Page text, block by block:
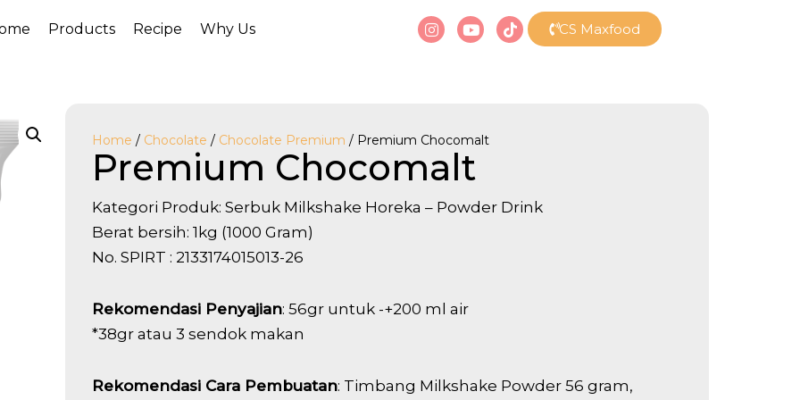
Products Recipe Why Us CS Maxfood
Home / Chocolate / Chocolate Premium / Premium Chocomalt
Premium Chocomalt
Kategori Produk: Serbuk Milkshake Horeka – Powder Drink
Berat bersih: 1kg (1000 Gram)
No. SPIRT : 2133174015013-26
Rekomendasi Penyajian: 56gr untuk -+200 ml air
*38gr atau 3 sendok makan
Rekomendasi Cara Pembuatan: Timbang Milkshake Powder 56 gram,